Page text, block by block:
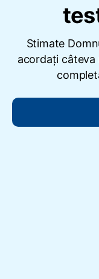
Stimate
acordați câteva